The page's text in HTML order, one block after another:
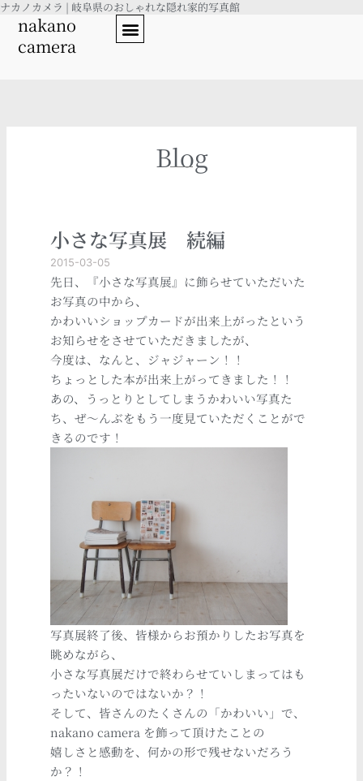
内
ナカノカメラ | 岐阜県のおしゃれな隠れ家的写真館
nakano
camera
Blog
小さな写真展 続編
2015-03-05
先日、『小さな写真展』に飾らせていただいた
お写真の中から、
かわいいショップカードが出来上がったという
お知らせをさせていただきましたが、
今度は、なんと、ジャジャーン！！
ちょっとした本が出来上がってきました！！
あの、うっとりとしてしまうかわいい写真た
ち、ぜ～んぶをもう一度見ていただくことがで
きるのです！
写真展終了後、皆様からお預かりしたお写真を
眺めながら、
小さな写真展だけで終わらせていしまってはも
ったいないのではないか？！
そして、皆さんのたくさんの「かわいい」で、
nakano camera を飾って頂けたことの
嬉しさと感動を、何かの形で残せないだろう
か？！